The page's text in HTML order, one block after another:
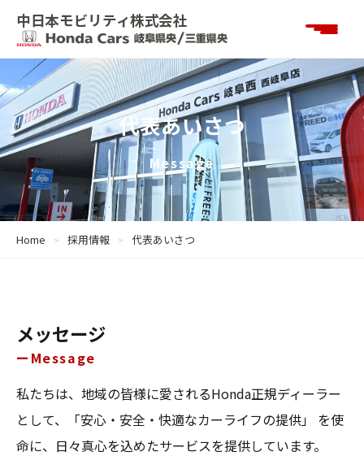
中日本モビリティ株式会社
代表あいさつ
Message
Home 採用情報 代表あいさつ
メッセージ
Message
私たちは、地域の皆様に愛されるHonda正規ディーラー
として、「安心・安全・快適なカーライフの提供」 を使
命に、日々真心を込めたサービスを提供しています。